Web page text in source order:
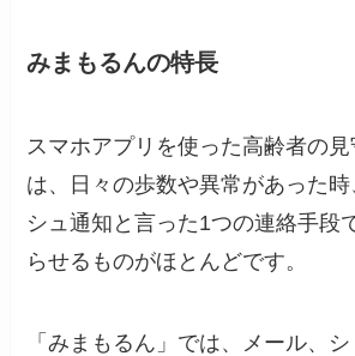
みまもるんの特長
スマホアプリを使った高齢者の
は、日々の歩数や異常があった
シュ通知と言った1つの連絡手段
らせるものがほとんどです。
「みまもるん」では、メール、シ